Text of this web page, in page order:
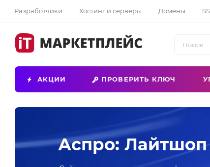
Разработчики Хостинг и серверы Домены
АКЦИИ ПРОВЕРИТЬ КЛЮЧ
Аспро: Лайтшоп